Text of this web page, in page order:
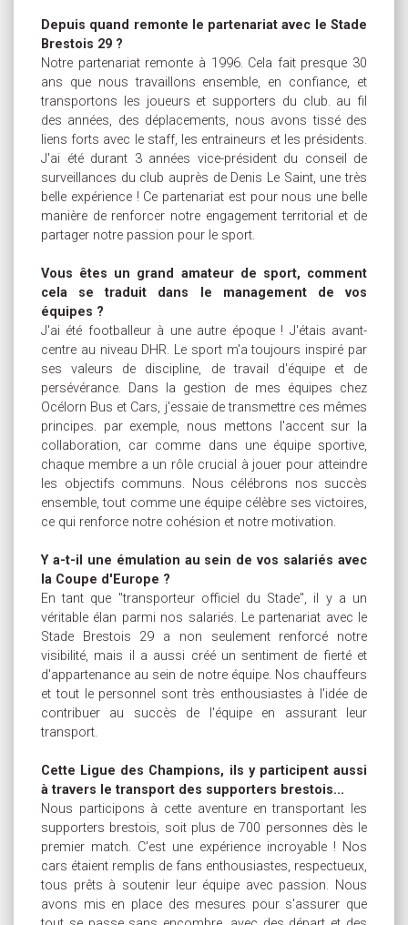
Depuis quand remonte le partenariat avec le Stade
Brestois 29 ?
Notre partenariat remonte à 1996. Cela fait presque 30
ans que nous travaillons ensemble, en confiance, et
transportons les joueurs et supporters du club. au fil
des années, des déplacements, nous avons tissé des
liens forts avec le staff, les entraineurs et les présidents.
J'ai été durant 3 années vice-président du conseil de
surveillances du club auprès de Denis Le Saint, une très
belle expérience ! Ce partenariat est pour nous une belle
manière de renforcer notre engagement territorial et de
partager notre passion pour le sport.
Vous êtes un grand amateur de sport, comment
cela se traduit dans le management de vos
équipes ?
J'ai été footballeur à une autre époque ! J'étais avant-
centre au niveau DHR. Le sport m'a toujours inspiré par
ses valeurs de discipline, de travail d'équipe et de
persévérance. Dans la gestion de mes équipes chez
Océlorn Bus et Cars, j'essaie de transmettre ces mêmes
principes. par exemple, nous mettons l'accent sur la
collaboration, car comme dans une équipe sportive,
chaque membre a un rôle crucial à jouer pour atteindre
les objectifs communs. Nous célébrons nos succès
ensemble, tout comme une équipe célèbre ses victoires,
ce qui renforce notre cohésion et notre motivation.
Y a-t-il une émulation au sein de vos salariés avec
la Coupe d'Europe ?
En tant que "transporteur officiel du Stade", il y a un
véritable élan parmi nos salariés. Le partenariat avec le
Stade Brestois 29 a non seulement renforcé notre
visibilité, mais il a aussi créé un sentiment de fierté et
d'appartenance au sein de notre équipe. Nos chauffeurs
et tout le personnel sont très enthousiastes à l'idée de
contribuer au succès de l'équipe en assurant leur
transport.
Cette Ligue des Champions, ils y participent aussi
à travers le transport des supporters brestois...
Nous participons à cette aventure en transportant les
supporters brestois, soit plus de 700 personnes dès le
premier match. C'est une expérience incroyable ! Nos
cars étaient remplis de fans enthousiastes, respectueux,
tous prêts à soutenir leur équipe avec passion. Nous
avons mis en place des mesures pour s'assurer que